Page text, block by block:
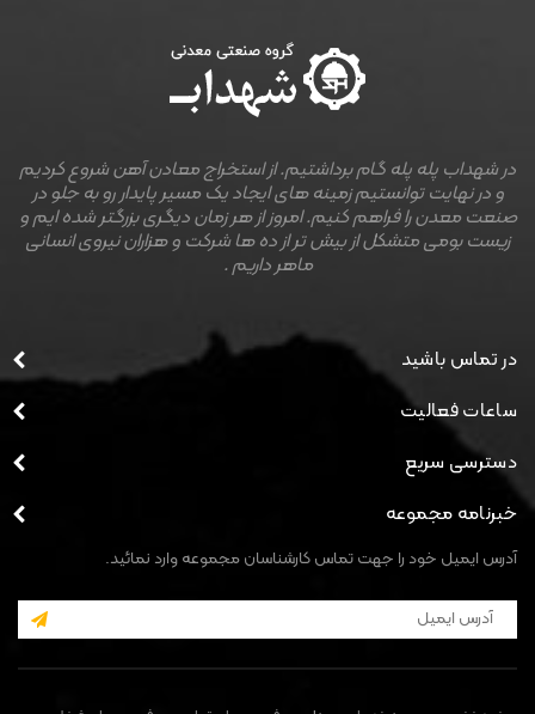
در شهداب پله پله گام برداشتیم. از استخراج معادن آهن شروع کردیم
و در نهایت توانستیم زمینه های ایجاد یک مسیر پایدار رو به جلو در
صنعت معدن را فراهم کنیم. امروز از هر زمان دیگری بزرگتر شده ایم و
زیست بومی متشکل از بیش تر از ده ها شرکت و هزاران نیروی انسانی
ماهر داریم .
در تماس باشید
ساعات فعالیت
دسترسی سریع
خبرنامه مجموعه
آدرس ایمیل خود را جهت تماس کارشناسان مجموعه وارد نمائید.